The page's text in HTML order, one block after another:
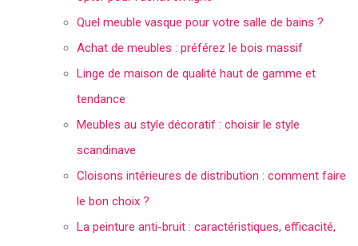
Quel meuble vasque pour votre salle de bains ?
Achat de meubles : préférez le bois massif
Linge de maison de qualité haut de gamme et
tendance
Meubles au style décoratif : choisir le style
scandinave
Cloisons intérieures de distribution : comment faire
le bon choix ?
La peinture anti-bruit : caractéristiques, efficacité,